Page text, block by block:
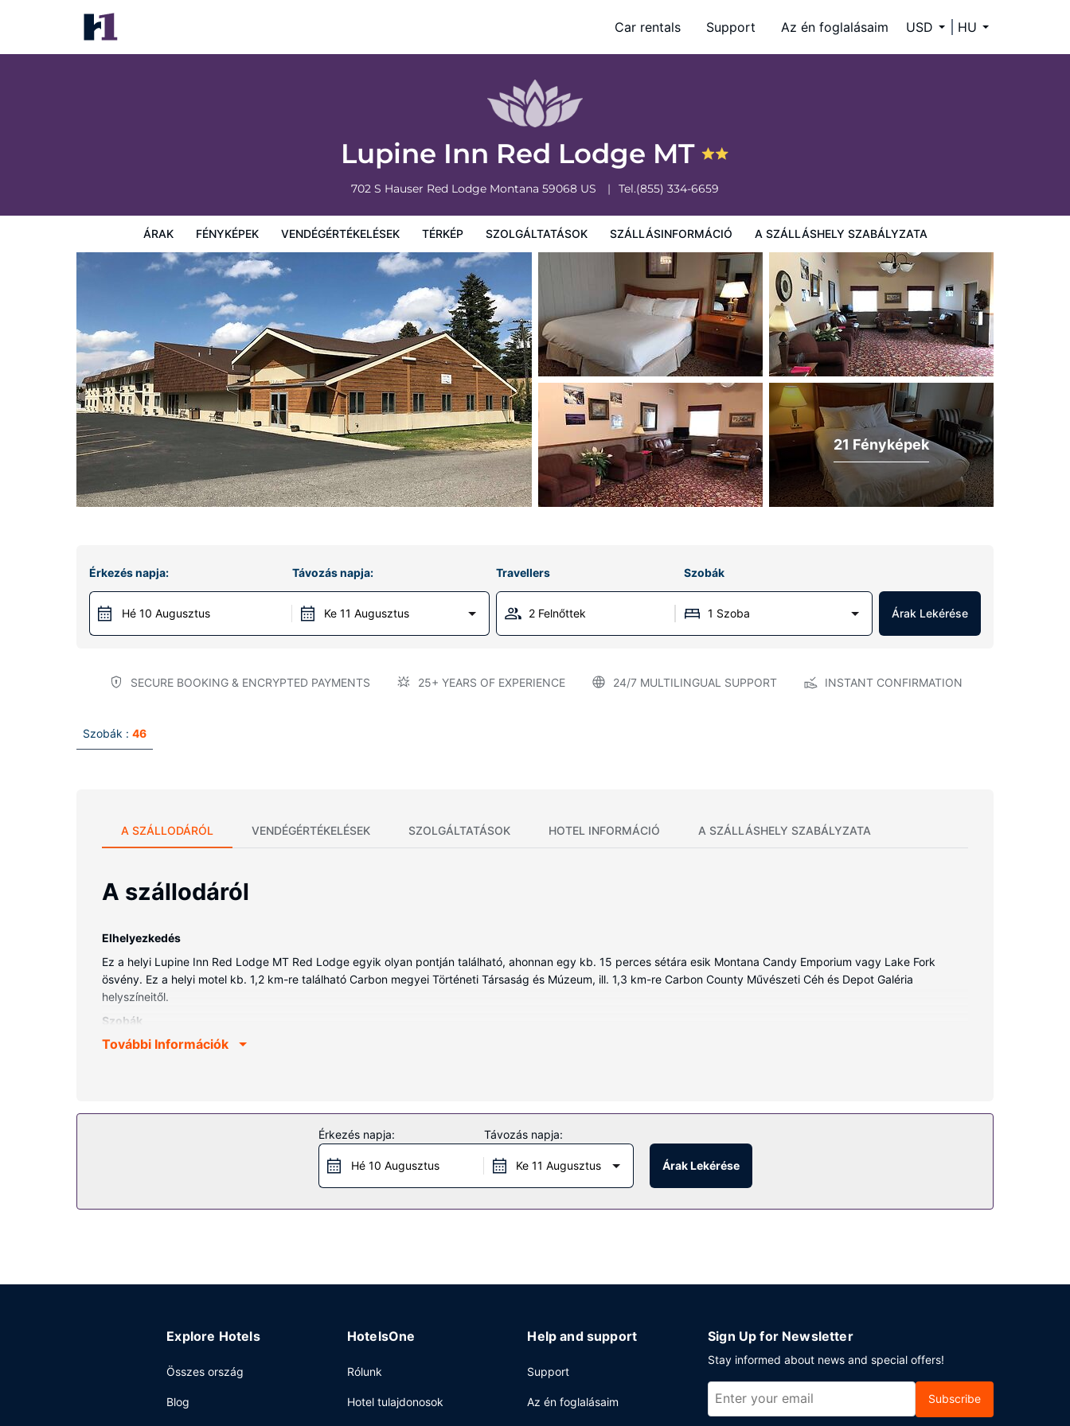
Car rentals Support Az én foglalásaim USD HU
Lupine Inn Red Lodge MT
702 S Hauser Red Lodge Montana 59068 US Tel.(855) 334-6659
ÁRAK FÉNYKÉPEK VENDÉGÉRTÉKELÉSEK TÉRKÉP SZOLGÁLTATÁSOK SZÁLLÁSINFORMÁCIÓ A SZÁLLÁSHELY SZABÁLYZATA
Lupine Inn Red Lodge MT
Árak Fényképek A szálláshely szabályzata
21 Fényképek
Érkezés napja:
Hé 10 Augusztus
Távozás napja:
Ke 11 Augusztus
Travellers Szobák
2 Felnőttek 1 Szoba Árak Lekérése
SECURE BOOKING & ENCRYPTED PAYMENTS 25+ YEARS OF EXPERIENCE 24/7 MULTILINGUAL SUPPORT INSTANT CONFIRMATION
Szobák : 46
A SZÁLLODÁRÓL VENDÉGÉRTÉKELÉSEK SZOLGÁLTATÁSOK HOTEL INFORMÁCIÓ A SZÁLLÁSHELY SZABÁLYZATA
A szállodáról
Elhelyezkedés
Ez a helyi Lupine Inn Red Lodge MT Red Lodge egyik olyan pontján található, ahonnan egy kb. 15 perces sétára esik Montana Candy Emporium vagy Lake Fork
ösvény. Ez a helyi motel kb. 1,2 km-re található Carbon megyei Történeti Társaság és Múzeum, ill. 1,3 km-re Carbon County Művészeti Céh és Depot Galéria
helyszíneitől.
Szobák
Helyezze magát kényelembe a(z) 46 légkondicionált szoba egyikében, melyekben hűtőszekrény és LED-televíziók is található. Ingyenes vezeték nélküli internet-
Élvezze ki a szálláshely kínálta szabadidős létesítményeket és szolgáltatásokat, mint például a(z) beltéri medence, a(z) szauna, vagy a(z) fitneszlétesítmény. Ez egy
toszkán stílusú motel, ahol a következő szolgáltatások is elérhetők: ingyenes wifihozzáférés és étel- és italautomata.
A szálláshelyen business center, 24 órában nyitva tartó recepció és ruhatisztító létesítmények is igénybe vehető. Az autóval érkező vendégek számára ingyenes
További Információk
Érkezés napja:
Hé 10 Augusztus
Távozás napja:
Ke 11 Augusztus Árak Lekérése
Explore Hotels
Összes ország
Blog
HotelsOne
Rólunk
Hotel tulajdonosok
Help and support
Support
Az én foglalásaim
Sign Up for Newsletter
Stay informed about news and special offers!
Subscribe